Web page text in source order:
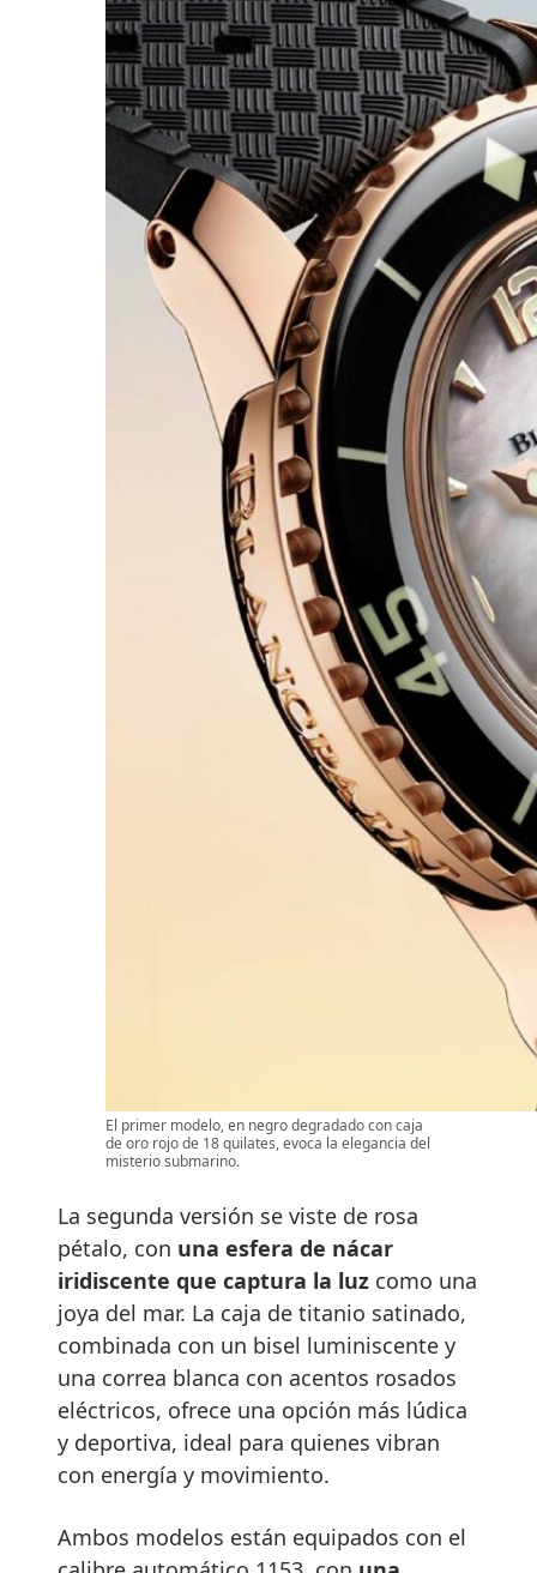
El primer modelo, en negro degradado con caja
de oro rojo de 18 quilates, evoca la elegancia del
misterio submarino.
La segunda versión se viste de rosa
pétalo, con una esfera de nácar
iridiscente que captura la luz como una
joya del mar. La caja de titanio satinado,
combinada con un bisel luminiscente y
una correa blanca con acentos rosados
eléctricos, ofrece una opción más lúdica
y deportiva, ideal para quienes vibran
con energía y movimiento.
Ambos modelos están equipados con el